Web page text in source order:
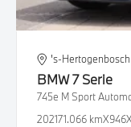
's-Hertogenbosch
BMW7 Serie
745e M Sport
202171.066 km